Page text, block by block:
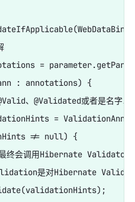
=
: annotations) {
、@Validated或者是名字以
=
!= null) {
调用Hibernate Validator执
是对Hibernate